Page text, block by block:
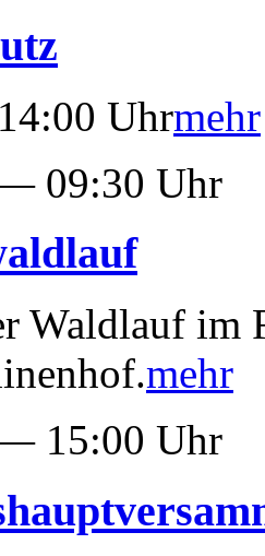
Uhrmehr
09:30 Uhr
Waldlauf im
mehr
15:00 Uhr